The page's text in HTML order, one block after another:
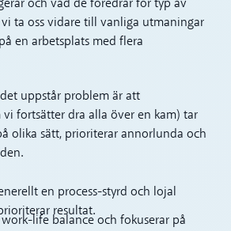
och vad de föredrar för typ av
ta oss vidare till vanliga utmaningar
en arbetsplats med flera
uppstår problem är att
fortsätter dra alla över en kam) tar
olika sätt, prioriterar annorlunda och
en process-styrd och lojal
resultat.
life balance och fokuserar på